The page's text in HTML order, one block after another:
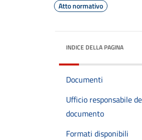
Atto normativo
INDICE DELLA PAGINA
Documenti
Ufficio responsabile
documento
Formati disponibili